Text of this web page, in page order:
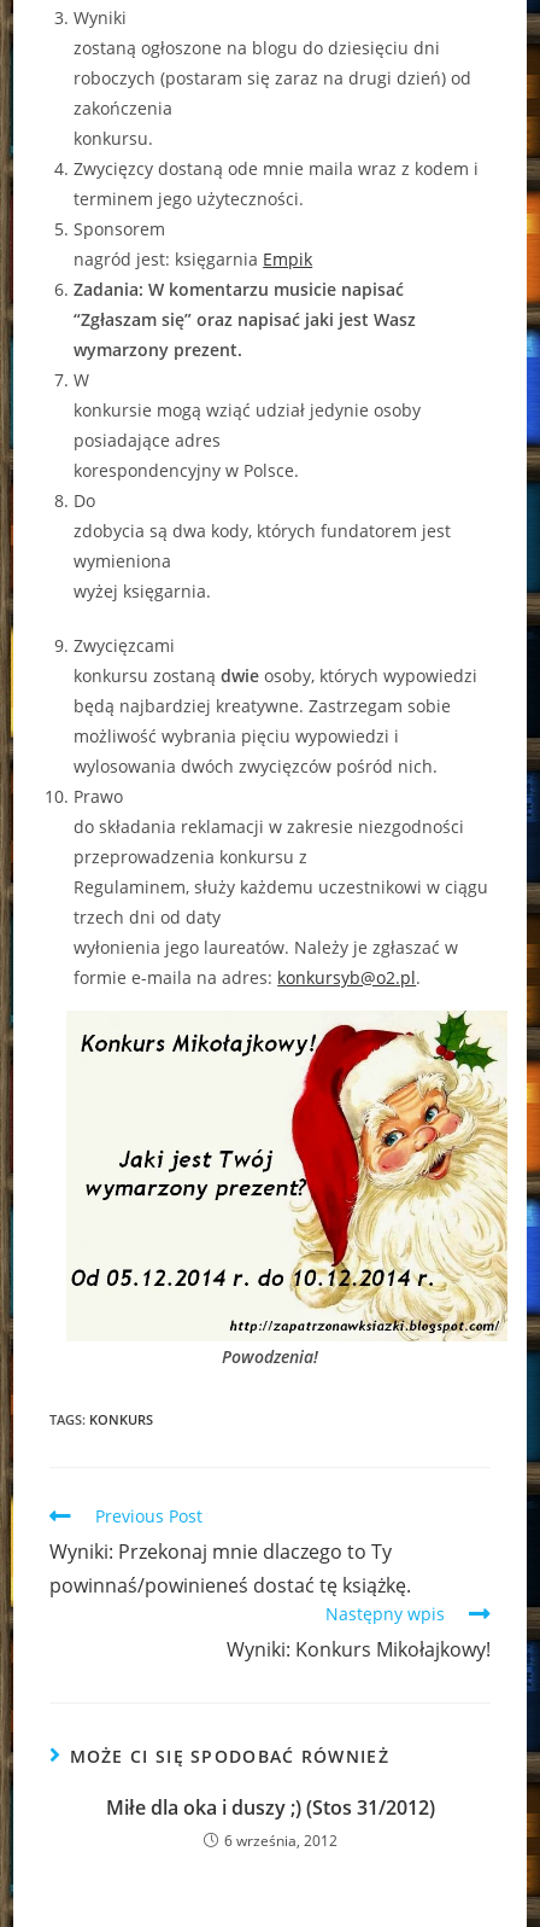
Wyniki
zostaną ogłoszone na blogu do dziesięciu dni
roboczych (postaram się zaraz na drugi dzień) od
zakończenia
konkursu.
Zwycięzcy dostaną ode mnie maila wraz z kodem i
terminem jego użyteczności.
Sponsorem
nagród jest: księgarnia Empik
Zadania: W komentarzu musicie napisać
“Zgłaszam się” oraz napisać jaki jest Wasz
wymarzony prezent.
W
konkursie mogą wziąć udział jedynie osoby
posiadające adres
korespondencyjny w Polsce.
Do
zdobycia są dwa kody, których fundatorem jest
wymieniona
wyżej księgarnia.
Zwycięzcami
konkursu zostanądwieosoby, których wypowiedzi
będą najbardziej kreatywne. Zastrzegam sobie
możliwość wybrania pięciu wypowiedzi i
wylosowania dwóch zwycięzców pośród nich.
Prawo
do składania reklamacji w zakresie niezgodności
przeprowadzenia konkursu z
Regulaminem, służy każdemu uczestnikowi w ciągu
trzech dni od daty
wyłonienia jego laureatów. Należy je zgłaszać w
formie e-maila na adres: konkursyb@o2.pl.
Powodzenia!
TAGS: KONKURS
Read
articles
Previous Post
Wyniki: Przekonaj mnie dlaczego to Ty
powinnaś/powinieneś dostać tę książkę.
Następny wpis
Wyniki: Konkurs Mikołajkowy!
MOŻE CI SIĘ SPODOBAĆ RÓWNIEŻ
Miłe dla oka i duszy ;) (Stos 31/2012)
6 września, 2012